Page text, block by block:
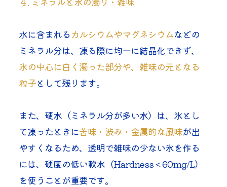
水に含まれるカルシウムやマグネシウムなどの
ミネラル分は、凍る際に均一に結晶化できず、
氷の中心に白く濁った部分や、雑味の元となる
粒子として残ります。
また、硬水（ミネラル分が多い水）は、氷とし
て凍ったときに苦味・渋み・金属的な風味が出
やすくなるため、透明で雑味の少ない氷を作る
には、硬度の低い軟水（Hardness < 60mg/L）
を使うことが重要です。